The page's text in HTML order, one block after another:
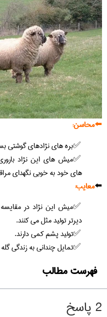
⬅️محاسن:
بره های نژادهای گوشتی
میش های این نژاد
های خود به خوبی نگهدای
⬅️معایب:
میش این نژاد در
دیرتر تولید مثل می کنند.
تولید پشم کمی دارند.
تمایل چندانی به زندگی گله
فهرست مطالب
2 پاسخ